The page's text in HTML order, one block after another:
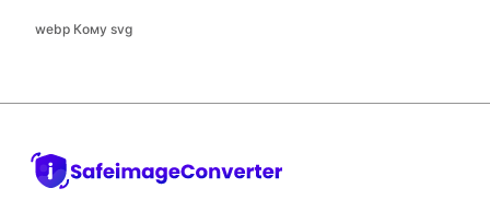
webp Кому svg